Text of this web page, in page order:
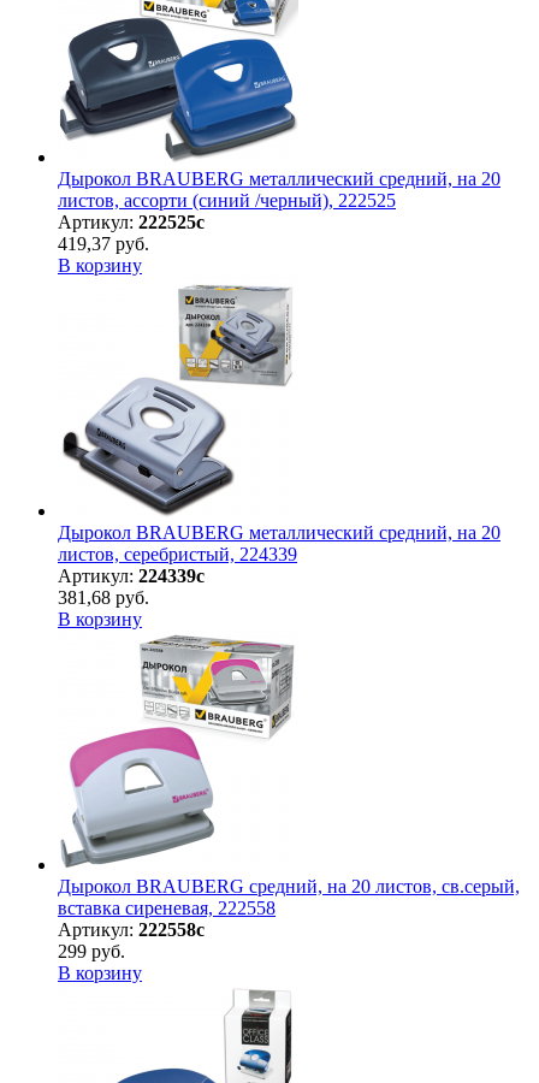
Дырокол BRAUBERG металлический средний, на 20
листов, ассорти (синий /черный), 222525
Артикул: 222525с
419,37 руб.
В корзину
Дырокол BRAUBERG металлический средний, на 20
листов, серебристый, 224339
Артикул: 224339с
381,68 руб.
В корзину
Дырокол BRAUBERG средний, на 20 листов, св.серый,
вставка сиреневая, 222558
Артикул: 222558с
299 руб.
В корзину